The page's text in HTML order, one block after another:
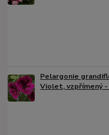
Pelargonie
Violet, vzpřímený -